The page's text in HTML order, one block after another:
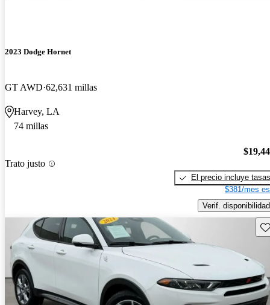
2023 Dodge Hornet
GT AWD 62,631 millas
Harvey, LA
74 millas
Trato justo
El precio incluye tasas
$381/mes
Verif. disponibilidad